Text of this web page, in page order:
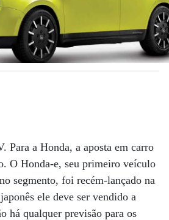
Para a Honda, a aposta em carro
O Honda-e, seu primeiro veículo
segmento, foi recém-lançado na
ele deve ser vendido a
há qualquer previsão para os